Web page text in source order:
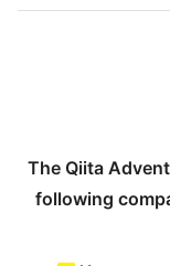
The Qiita
following